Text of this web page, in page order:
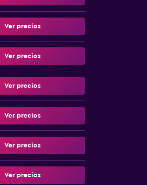
Ver precios
Ver precios
Ver precios
Ver precios
Ver precios
Ver precios